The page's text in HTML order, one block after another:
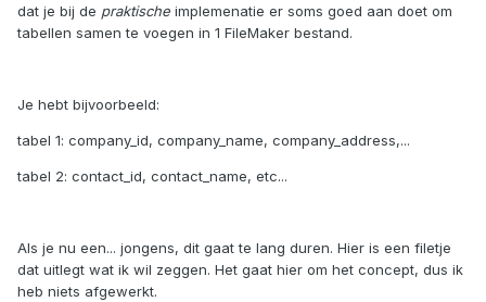
dat je bij de praktische implemenatie er soms goed aan doet om
tabellen samen te voegen in 1 FileMaker bestand.
Je hebt bijvoorbeeld:
tabel 1: company_id, company_name, company_address,...
tabel 2: contact_id, contact_name, etc...
Als je nu een... jongens, dit gaat te lang duren. Hier is een filetje
dat uitlegt wat ik wil zeggen. Het gaat hier om het concept, dus ik
heb niets afgewerkt.